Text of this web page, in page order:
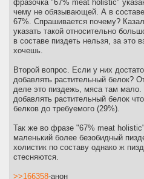
фразочка "67% meat holistic"
чему не обязывающей. А в
67%. Спрашивается почему?
указать такой относительно
в составе пиздеть нельзя, за это
хочешь.
Второй вопрос. Если у них
добавлять растительный белок?
деле это пиздежь, мяса там мало.
добавлять растительный белок
белков до требуемого (29%).
Так же во фразе "67% meat
маленький более безобидный
холистик по составу однако ж
стесняются.
>>166358-анон